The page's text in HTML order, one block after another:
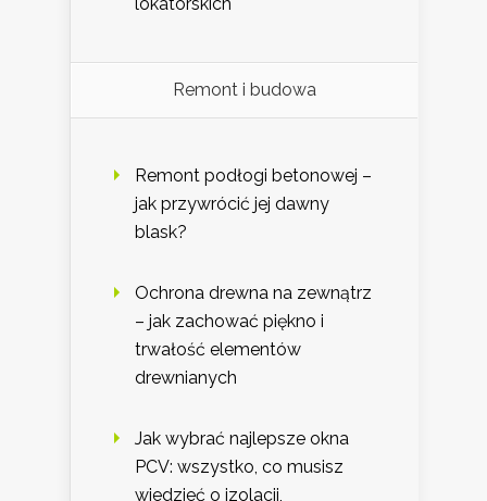
Remont i budowa
Remont podłogi betonowej –
jak przywrócić jej dawny
blask?
Ochrona drewna na zewnątrz
– jak zachować piękno i
trwałość elementów
drewnianych
Jak wybrać najlepsze okna
PCV: wszystko, co musisz
wiedzieć o izolacji,